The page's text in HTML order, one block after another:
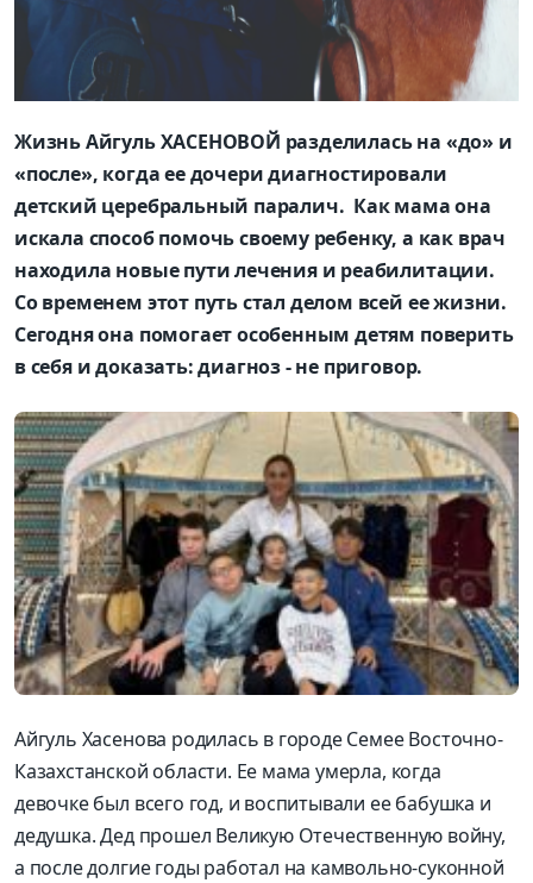
Жизнь Айгуль ХАСЕНОВОЙ разделилась на «до» и
«после», когда ее дочери диагностировали
детский церебральный паралич. Как мама она
искала способ помочь своему ребенку, а как врач
находила новые пути лечения и реабилитации.
Со временем этот путь стал делом всей ее жизни.
Сегодня она помогает особенным детям поверить
в себя и доказать: диагноз - не приговор.
Айгуль Хасенова родилась в городе Семее Восточно-
Казахстанской области. Ее мама умерла, когда
девочке был всего год, и воспитывали ее бабушка и
дедушка. Дед прошел Великую Отечественную войну,
а после долгие годы работал на камвольно-суконной